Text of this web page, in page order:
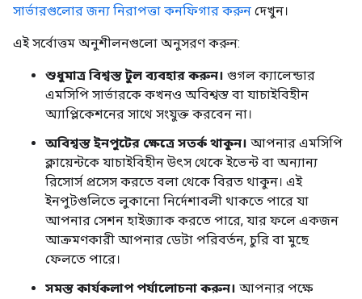
সার্ভারগুলোর জন্য নিরাপত্তা কনফিগার করুন দেখুন।
এই সর্বোত্তম অনুশীলনগুলো অনুসরণ করুন:
শুধুমাত্র বিশ্বস্ত টুল ব্যবহার করুন। গুগল ক্যালেন্ডার
এমসিপি সার্ভারকে কখনও অবিশ্বস্ত বা যাচাইবিহীন
অ্যাপ্লিকেশনের সাথে সংযুক্ত করবেন না।
অবিশ্বস্ত ইনপুটের ক্ষেত্রে সতর্ক থাকুন। আপনার এমসিপি
ক্লায়েন্টকে যাচাইবিহীন উৎস থেকে ইভেন্ট বা অন্যান্য
রিসোর্স প্রসেস করতে বলা থেকে বিরত থাকুন। এই
ইনপুটগুলিতে লুকানো নির্দেশাবলী থাকতে পারে যা
আপনার সেশন হাইজ্যাক করতে পারে, যার ফলে একজন
আক্রমণকারী আপনার ডেটা পরিবর্তন, চুরি বা মুছে
ফেলতে পারে।
সমস্ত কার্যকলাপ পর্যালোচনা করুন। আপনার পক্ষে